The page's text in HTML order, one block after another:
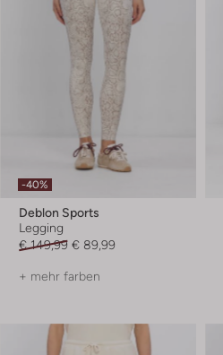
-40%
Deblon Sports
Legging
€ 149,99 € 89,99
+ mehr farben